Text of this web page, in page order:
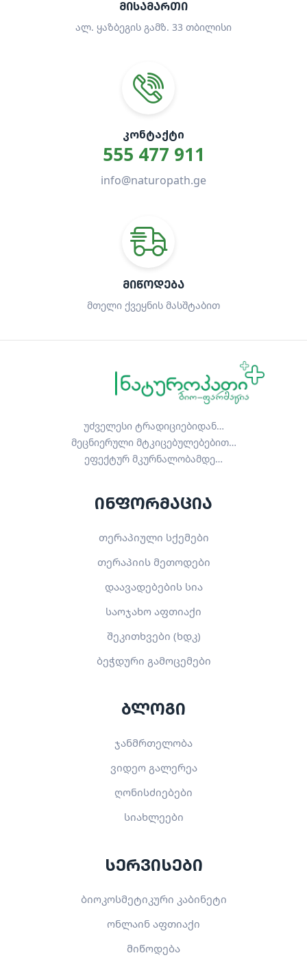
ᲛᲘᲡᲐᲛᲐᲠᲗᲘ
ალ. ყაზბეგის გამზ. 33 თბილისი
ᲙᲝᲜᲢᲐᲥᲢᲘ
555 477 911
info@naturopath.ge
ᲛᲘᲬᲝᲓᲔᲑᲐ
მთელი ქვეყნის მასშტაბით
უძველესი ტრადიციებიდან…
მეცნიერული მტკიცებულებებით…
ეფექტურ მკურნალობამდე…
ინფორმაცია
თერაპიული სქემები
თერაპიის მეთოდები
დაავადებების სია
საოჯახო აფთიაქი
შეკითხვები (ხდკ)
ბეჭდური გამოცემები
ბლოგი
ჯანმრთელობა
ვიდეო გალერეა
ღონისძიებები
სიახლეები
სერვისები
ბიოკოსმეტიკური კაბინეტი
ონლაინ აფთიაქი
მიწოდება